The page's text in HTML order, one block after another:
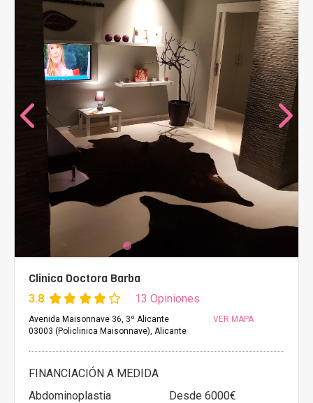
Clinica Doctora Barba
3.8 13 Opiniones
Avenida Maisonnave 36, 3º Alicante
03003 (Policlinica Maisonnave), Alicante
VER MAPA
FINANCIACIÓN A MEDIDA
Abdominoplastia
Desde 6000€